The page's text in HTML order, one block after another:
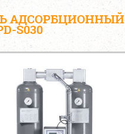
АДСОРБЦИОННЫЙ
S030